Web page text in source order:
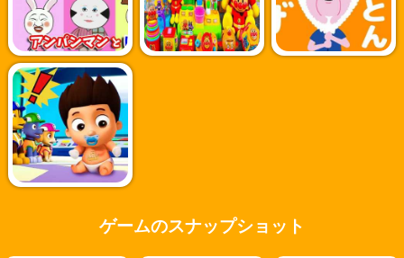
ゲームのスナップショット